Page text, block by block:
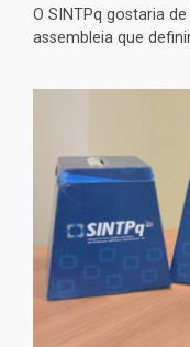
O SINTPq gostaria
assembleia que